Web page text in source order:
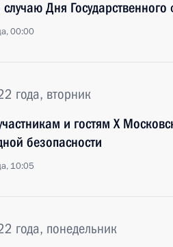
Дня Государственного
00:00
года, вторник
и гостям X
безопасности
10:05
года, понедельник